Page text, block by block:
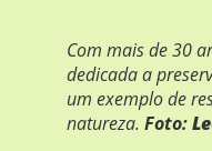
Com mais de 30
dedicada a
um exemplo de
natureza. Foto: